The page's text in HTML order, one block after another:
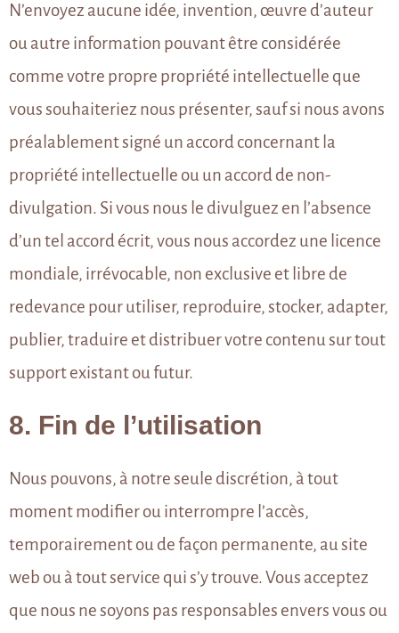
N’envoyez aucune idée, invention, œuvre d’auteur
ou autre information pouvant être considérée
comme votre propre propriété intellectuelle que
vous souhaiteriez nous présenter, sauf si nous avons
préalablement signé un accord concernant la
propriété intellectuelle ou un accord de non-
divulgation. Si vous nous le divulguez en l’absence
d’un tel accord écrit, vous nous accordez une licence
mondiale, irrévocable, non exclusive et libre de
redevance pour utiliser, reproduire, stocker, adapter,
publier, traduire et distribuer votre contenu sur tout
support existant ou futur.
8. Fin de l’utilisation
Nous pouvons, à notre seule discrétion, à tout
moment modifier ou interrompre l’accès,
temporairement ou de façon permanente, au site
web ou à tout service qui s’y trouve. Vous acceptez
que nous ne soyons pas responsables envers vous ou